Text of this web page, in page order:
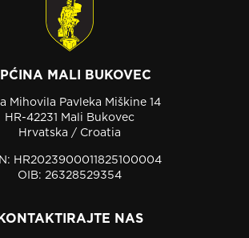
MALI BUKOVEC
Mihovila Pavleka Miškine 14
HR-42231 Mali Bukovec
Hrvatska / Croatia
HR2023900011825100004
OIB: 26328529354
KONTAKTIRAJTE NAS